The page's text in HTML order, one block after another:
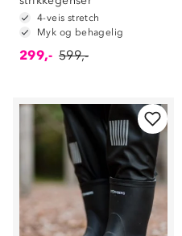
4-veis stretch
Myk og behagelig
299,- 599,-